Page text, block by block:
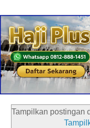
Tampilkan postingan